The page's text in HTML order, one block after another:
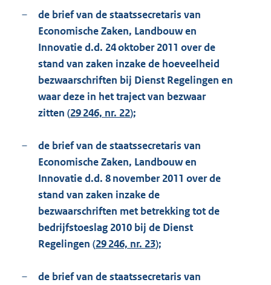
–
de brief van de staatssecretaris van
Economische Zaken, Landbouw en
Innovatie d.d. 24 oktober 2011 over de
stand van zaken inzake de hoeveelheid
bezwaarschriften bij Dienst Regelingen en
waar deze in het traject van bezwaar
zitten (29 246, nr. 22);
–
de brief van de staatssecretaris van
Economische Zaken, Landbouw en
Innovatie d.d. 8 november 2011 over de
stand van zaken inzake de
bezwaarschriften met betrekking tot de
bedrijfstoeslag 2010 bij de Dienst
Regelingen (29 246, nr. 23);
–
de brief van de staatssecretaris van